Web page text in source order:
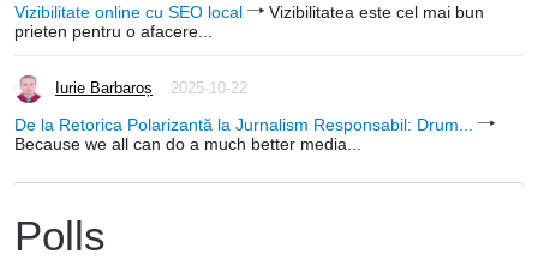
Vizibilitate online cu SEO local
Vizibilitatea este cel mai bun
prieten pentru o afacere...
Iurie Barbaroș 2025-10-22
De la Retorica Polarizantă la Jurnalism Responsabil: Drum...
Because we all can do a much better media...
Polls